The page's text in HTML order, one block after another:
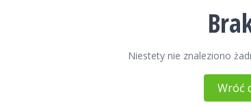
Niestety nie znaleziono
Wróć